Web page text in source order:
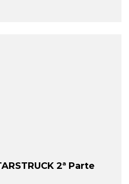
2ª Parte